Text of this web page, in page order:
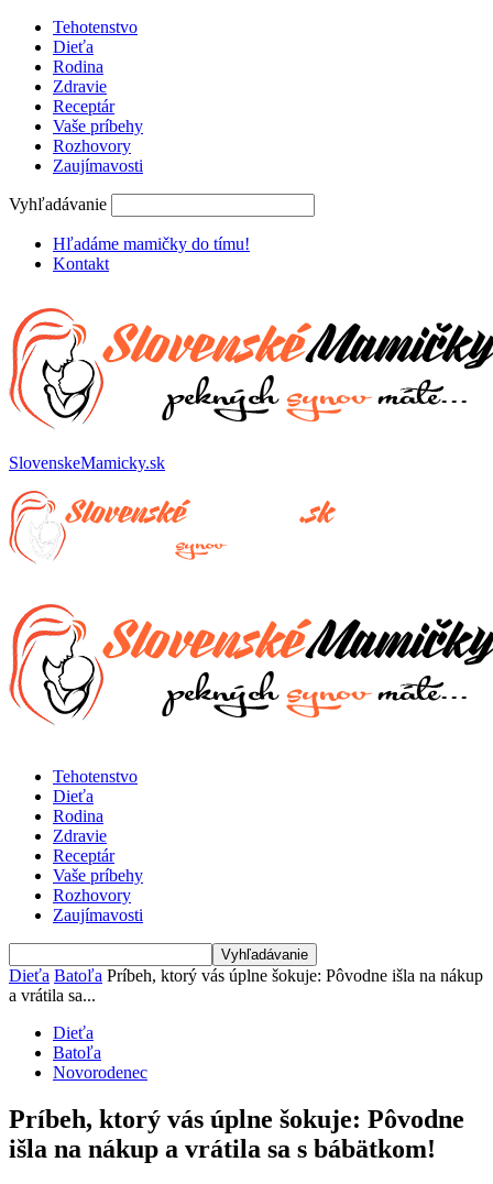
Tehotenstvo
Dieťa
Rodina
Zdravie
Receptár
Vaše príbehy
Rozhovory
Zaujímavosti
Vyhľadávanie
Hľadáme mamičky do tímu!
Kontakt
SlovenskeMamicky.sk
Tehotenstvo
Dieťa
Rodina
Zdravie
Receptár
Vaše príbehy
Rozhovory
Zaujímavosti
Dieťa Batoľa Príbeh, ktorý vás úplne šokuje: Pôvodne išla na nákup
a vrátila sa...
Dieťa
Batoľa
Novorodenec
Príbeh, ktorý vás úplne šokuje: Pôvodne
išla na nákup a vrátila sa s bábätkom!